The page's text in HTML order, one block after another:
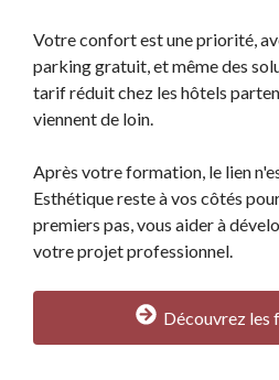
Votre confort est une priorité,
parking gratuit, et même des
tarif réduit chez les hôtels
viennent de loin.
Après votre formation, le lien
Esthétique reste à vos côtés
premiers pas, vous aider à
votre projet professionnel.
Découvrez les